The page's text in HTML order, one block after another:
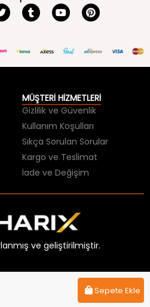
Sepete Ekle
Gizlilik ve Güvenlik
Kullanım Koşulları
Sıkça Sorulan Sorular
Kargo ve Teslimat
İade ve Değişim
ve geliştirilmiştir.